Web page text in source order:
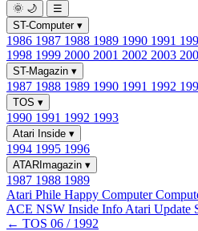
🌞 🌙
☰
ST-Computer ▾
1986 1987 1988 1989 1990 1991
1998 1999 2000 2001 2002 2003
ST-Magazin ▾
1987 1988 1989 1990 1991 1992
TOS ▾
1990 1991 1992 1993
Atari Inside ▾
1994 1995 1996
ATARImagazin ▾
1987 1988 1989
Atari Phile Happy Computer
ACE NSW Inside Info Atari Update
← TOS 06 / 1992